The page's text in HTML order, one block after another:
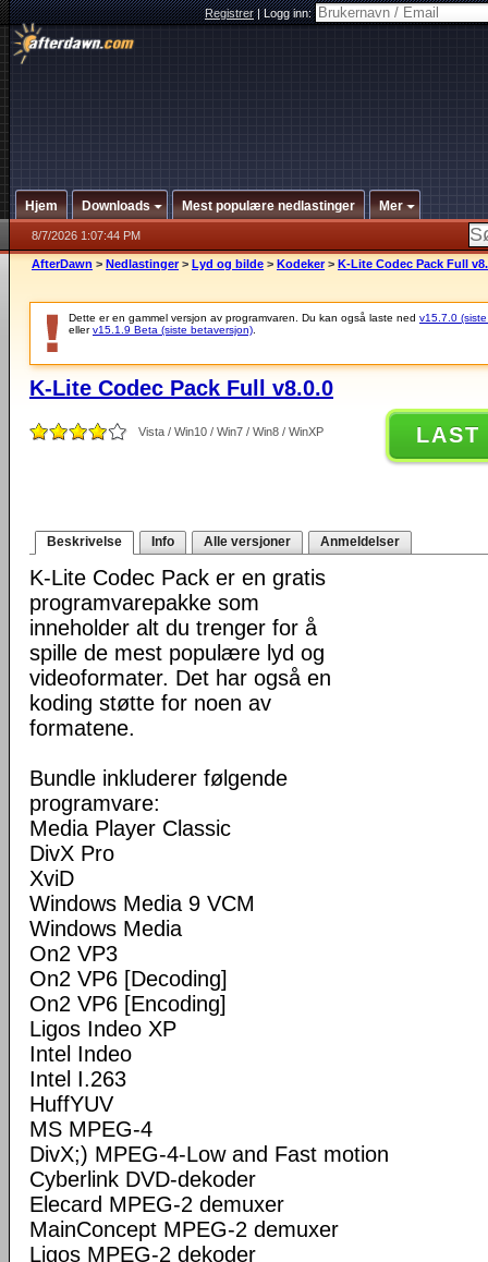
Registrer|Logg inn:
Hjem Downloads Mest populære nedlastinger Mer
8/7/2026 1:07:44 PM
AfterDawn > Nedlastinger > Lyd og bilde > Kodeker > K-Lite Codec Pack Full
Dette er en gammel versjon av programvaren. Du kan også laste ned v15.7.0
ellerv15.1.9 Beta (siste betaversjon)
K-Lite Codec Pack Full v8.0.0
Vista / Win10 / Win7 / Win8 / WinXP LAST
Beskrivelse Info Alle versjoner Anmeldelser
K-Lite Codec Pack er en gratis
programvarepakke som
inneholder alt du trenger for å
spille de mest populære lyd og
videoformater. Det har også en
koding støtte for noen av
formatene.
Bundle inkluderer følgende
programvare:
Media Player Classic
DivX Pro
XviD
Windows Media 9 VCM
Windows Media
On2 VP3
On2 VP6 [Decoding]
On2 VP6 [Encoding]
Ligos Indeo XP
Intel Indeo
Intel I.263
HuffYUV
MS MPEG-4
DivX;) MPEG-4-Low and Fast motion
Cyberlink DVD-dekoder
Elecard MPEG-2 demuxer
MainConcept MPEG-2 demuxer
Ligos MPEG-2 dekoder